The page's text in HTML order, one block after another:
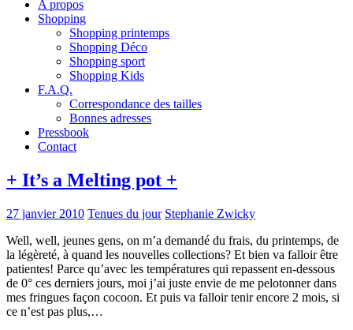
A propos
Shopping
Shopping printemps
Shopping Déco
Shopping sport
Shopping Kids
F.A.Q.
Correspondance des tailles
Bonnes adresses
Pressbook
Contact
+ It’s a Melting pot +
27 janvier 2010 Tenues du jour Stephanie Zwicky
Well, well, jeunes gens, on m’a demandé du frais, du printemps, de
la légèreté, à quand les nouvelles collections? Et bien va falloir être
patientes! Parce qu’avec les températures qui repassent en-dessous
de 0° ces derniers jours, moi j’ai juste envie de me pelotonner dans
mes fringues façon cocoon. Et puis va falloir tenir encore 2 mois, si
ce n’est pas plus,…